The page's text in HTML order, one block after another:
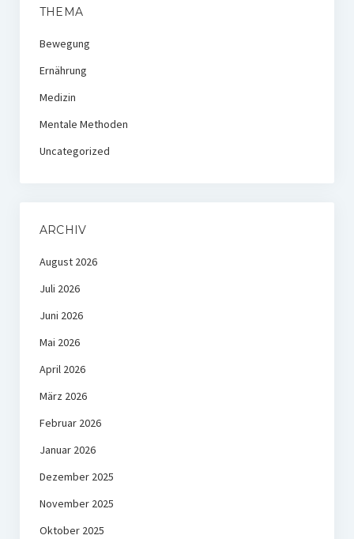
THEMA
Bewegung
Ernährung
Medizin
Mentale Methoden
Uncategorized
ARCHIV
August 2026
Juli 2026
Juni 2026
Mai 2026
April 2026
März 2026
Februar 2026
Januar 2026
Dezember 2025
November 2025
Oktober 2025